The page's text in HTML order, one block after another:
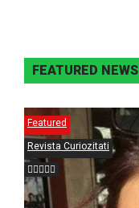
FEATURED NEWS
Featured
Revista Curiozitati